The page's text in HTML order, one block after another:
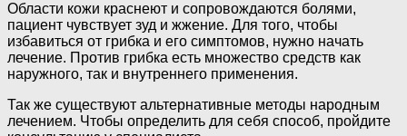
Области кожи краснеют и сопровождаются болями,
пациент чувствует зуд и жжение. Для того, чтобы
избавиться от грибка и его симптомов, нужно начать
лечение. Против грибка есть множество средств как
наружного, так и внутреннего применения.
Так же существуют альтернативные методы народным
лечением. Чтобы определить для себя способ, пройдите